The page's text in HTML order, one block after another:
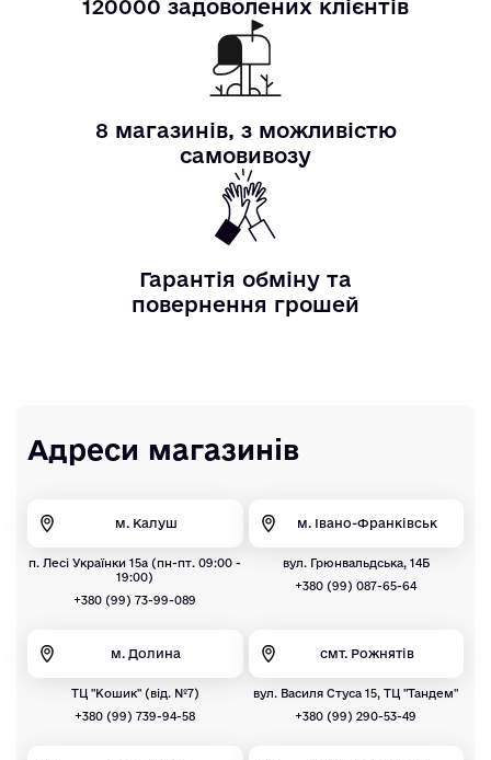
120000 задоволених клієнтів
8 магазинів, з можливістю
самовивозу
Гарантія обміну та
повернення грошей
Адреси магазинів
м. Калуш
п. Лесі Українки 15а (пн-пт. 09:00 -
19:00)
+380 (99) 73-99-089
м. Івано-Франківськ
вул. Грюнвальдська, 14Б
+380 (99) 087-65-64
м. Долина
ТЦ "Кошик" (від. №7)
+380 (99) 739-94-58
смт. Рожнятів
вул. Василя Стуса 15, ТЦ "Тандем"
+380 (99) 290-53-49